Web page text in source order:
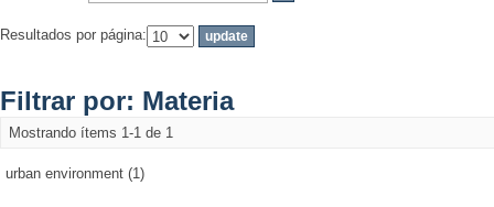
Resultados por página:
Filtrar por: Materia
Mostrando ítems 1-1 de 1
urban environment (1)